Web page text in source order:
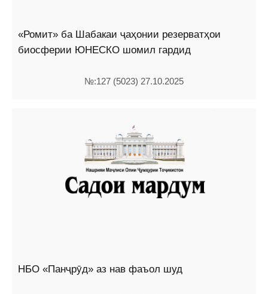
«Ромит» ба Шабакаи ҷаҳонии резерватҳои
биосферии ЮНЕСКО шомил гардид
№:127 (5023) 27.10.2025
НБО «Панҷрӯд» аз нав фаъол шуд